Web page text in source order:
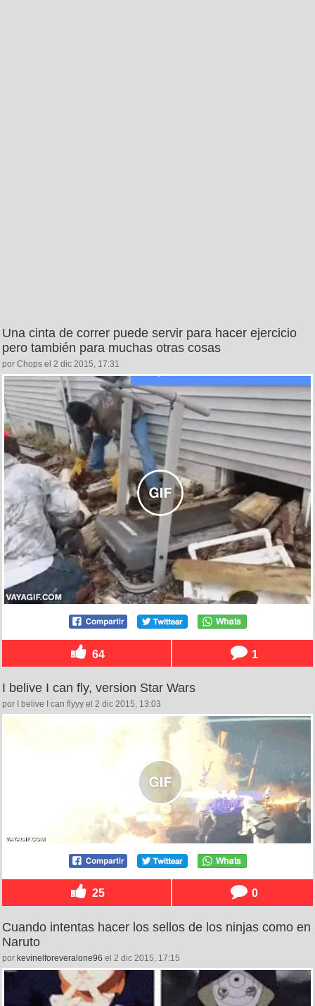
Una cinta de correr puede servir para hacer ejercicio
pero también para muchas otras cosas
por Chops el 2 dic 2015, 17:31
64 1
I belive I can fly, version Star Wars
por I belive I can flyyy el 2 dic 2015, 13:03
25 0
Cuando intentas hacer los sellos de los ninjas como en
Naruto
por kevinelforeveralone96 el 2 dic 2015, 17:15